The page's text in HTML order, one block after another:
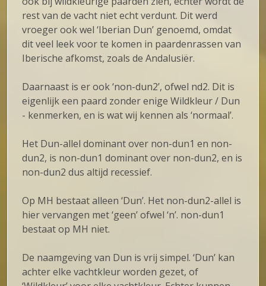
rest van de vacht niet echt verdunt. Dit werd
vroeger ook wel ‘Iberian Dun’ genoemd, omdat
dit veel leek voor te komen in paardenrassen van
Iberische afkomst, zoals de Andalusiër.
Daarnaast is er ook ‘non-dun2’, ofwel nd2. Dit is
eigenlijk een paard zonder enige Wildkleur / Dun
- kenmerken, en is wat wij kennen als ‘normaal’.
Het Dun-allel dominant over non-dun1 en non-
dun2, is non-dun1 dominant over non-dun2, en is
non-dun2 dus altijd recessief.
Op MH bestaat alleen ‘Dun’. Het non-dun2-allel is
hier vervangen met ‘geen’ ofwel ‘n’. non-dun1
bestaat op MH niet.
De naamgeving van Dun is vrij simpel. ‘Dun’ kan
achter elke vachtkleur worden gezet, of